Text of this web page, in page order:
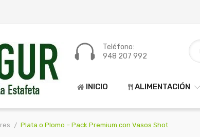
Teléfono:
948 207 992
INICIO ALIMENTACIÓN
Plata o Plomo – Pack Premium con Vasos Shot